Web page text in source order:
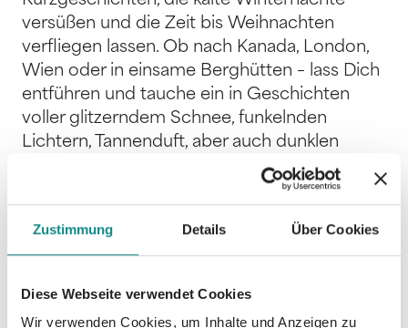
Zustimmung Details Über Cookies
Diese Webseite verwendet Cookies
Wir verwenden Cookies, um Inhalte und Anzeigen zu
versüßen und die Zeit bis Weihnachten
verfliegen lassen. Ob nach Kanada, London,
Wien oder in einsame Berghütten – lass Dich
entführen und tauche ein in Geschichten
voller glitzerndem Schnee, funkelnden
Lichtern, Tannenduft, aber auch dunklen
Geheimnissen. Triff unwiderstehlich süße
Weihnachtsmuffel genauso wie einen
Schöneres zu heißer Schokolade vor dem
Kamin als verbotene Küsse und ein Happy
End zu Weihnachten? Für jede Menge